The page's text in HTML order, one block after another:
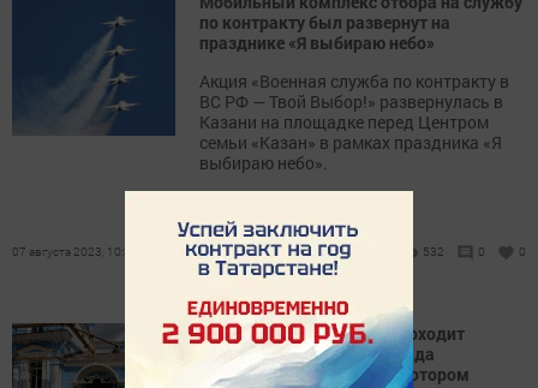
по контракту был развернут на
празднике «Я выбираю небо»
Акция «Военная служба по контракту в
ВС РФ — Твой Выбор!» развернулась в
Казани на площадке перед Центром
семьи «Казан» в рамках праздника «Я
выбираю небо».
07 августа 2023, 10:33 532 0 0
В этом году в Бугульме проходит
капитальный ремонт фасада
исторического здания, в котором